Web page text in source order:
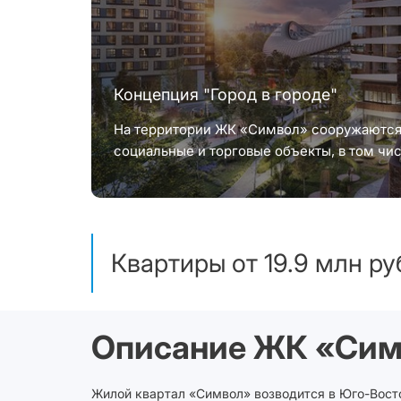
Концепция "Город в городе"
На территории ЖК «Символ» сооружаются
социальные и торговые объекты, в том
охраняемые паркинги, школа и лицей
Баумана, детские сады, физкультурно-
включает большой торговый центр,
и множество помещений разного
появятся спортивные и игровые площадки.
Ключевой элемент проекта – проходящий
весь район центральный публичный парк
Квартиры от 19.9 млн
Описание ЖК
Жилой квартал «Символ» возводится в Юго-